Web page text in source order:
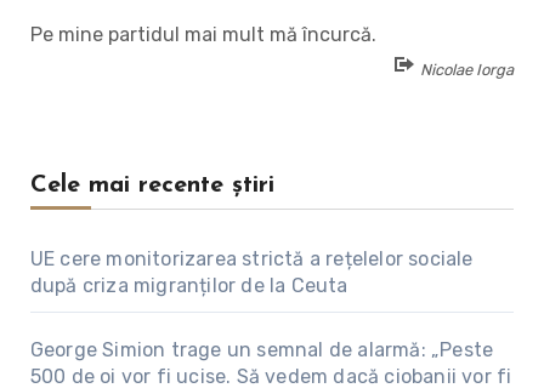
Pe mine partidul mai mult mă încurcă.
Nicolae Iorga
Cele mai recente știri
UE cere monitorizarea strictă a rețelelor sociale
după criza migranților de la Ceuta
George Simion trage un semnal de alarmă: „Peste
500 de oi vor fi ucise. Să vedem dacă ciobanii vor fi